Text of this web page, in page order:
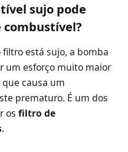
sujo pode
está sujo, a bomba
um esforço muito maior
causa um
prematuro. É um dos
os filtro de
.